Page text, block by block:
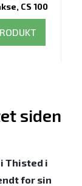
CS 100
siden
Thisted i
for sin